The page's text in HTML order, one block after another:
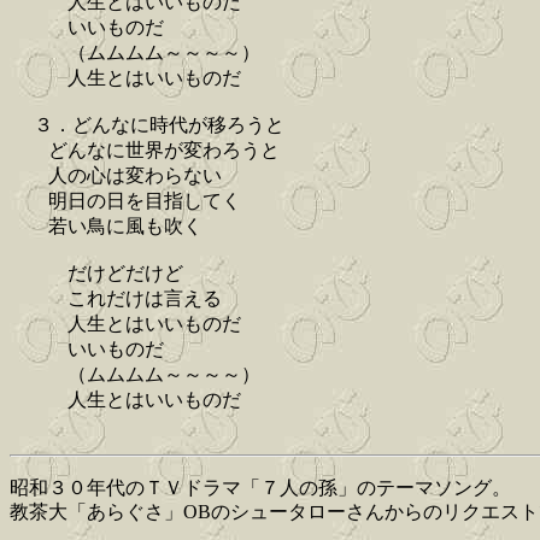
いいものだ
（ムムムム～～～～）
人生とはいいものだ
３．どんなに時代が移ろうと
どんなに世界が変わろうと
人の心は変わらない
明日の日を目指してく
若い鳥に風も吹く
だけどだけど
これだけは言える
人生とはいいものだ
いいものだ
（ムムムム～～～～）
人生とはいいものだ
昭和３０年代のＴＶドラマ「７人の孫」のテーマソング。
教茶大「あらぐさ」OBのシュータローさんからのリクエス